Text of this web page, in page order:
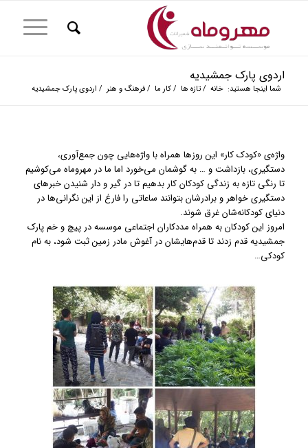
اردوی پارک جمشیدیه
شما اینجا هستید: خانه / تازه ها / کار ما / فرهنگ و هنر / اردوی پارک جمشیدیه
واژه‌ی «کودک کار» این روزها همراه با واژه‌هایی چون جمع‌آوری،
دستگیری، بازداشت و … به گوشمان می‌خورد اما ما در مهروماه می‌کوشیم
تا رنگی تازه به زندگی کودکان کار بدهیم تا در گیر و دار شنیدن خبرهای
دستگیری خواهر و برادرشان بتوانند ساعاتی را فارغ از این نگرانی‌ها در
دنیای کودکانه‌شان غرق شوند.
امروز این کودکان به همراه مددکاران اجتماعی موسسه در پیچ و خم پارک
جمشیدیه قدم زدند تا قدم‌هایشان در آغوش مادر زمین ثبت شود، به نام
کودکی…